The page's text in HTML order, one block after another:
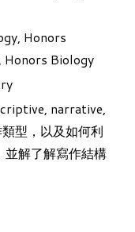
Honors
Honors Biology
narrative,
型，以及如何利
解了解寫作結構